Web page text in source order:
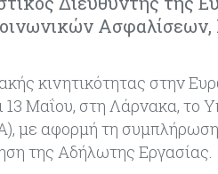
Ασφαλίσεων,
κινητικότητας στην
13 Μαΐου, στη Λάρνακα, το
με αφορμή τη
της Αδήλωτης Εργασίας.